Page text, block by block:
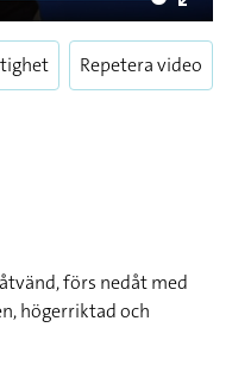
Enter
Repetera video
förs nedåt med
högerriktad och